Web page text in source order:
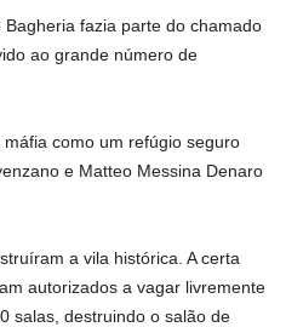
fazia parte do chamado
ao grande número de
como um refúgio seguro
e Matteo Messina Denaro
a vila histórica. A certa
autorizados a vagar livremente
salas, destruindo o salão de